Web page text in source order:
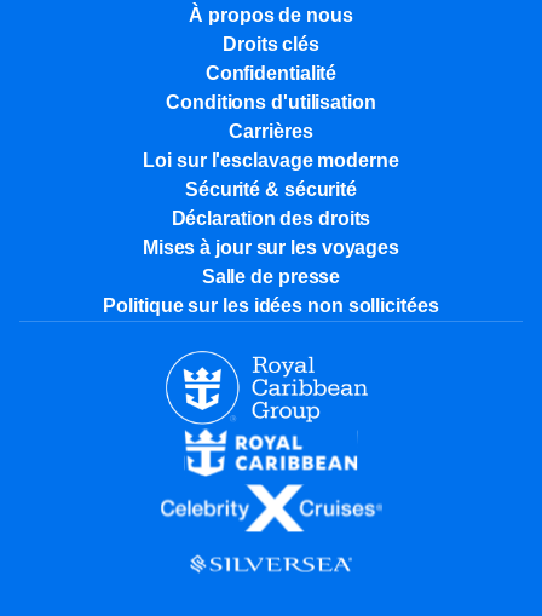
À propos de nous
Droits clés
Confidentialité
Conditions d'utilisation
Carrières
Loi sur l'esclavage moderne
Sécurité & sécurité
Déclaration des droits
Mises à jour sur les voyages
Salle de presse
Politique sur les idées non sollicitées